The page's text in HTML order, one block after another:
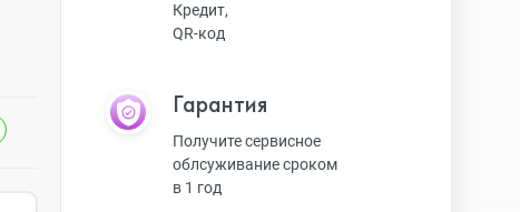
Кредит,
QR-код
Гарантия
Получите сервисное
облсуживание сроком
в 1 год